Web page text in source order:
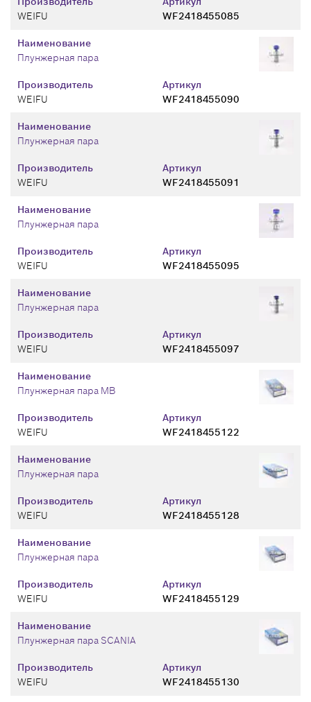
WEIFU
WF2418455085
Производитель
WEIFU
Артикул
WF2418455090
Наименование
Плунжерная пара
Производитель
WEIFU
Артикул
WF2418455091
Наименование
Плунжерная пара
Производитель
WEIFU
Артикул
WF2418455095
Наименование
Плунжерная пара
Производитель
WEIFU
Артикул
WF2418455097
Наименование
Плунжерная пара
Производитель
WEIFU
Артикул
WF2418455122
Наименование
Плунжерная пара MB
Производитель
WEIFU
Артикул
WF2418455128
Наименование
Плунжерная пара
Производитель
WEIFU
Артикул
WF2418455129
Наименование
Плунжерная пара
Производитель
WEIFU
Артикул
WF2418455130
Наименование
Плунжерная пара SCANIA